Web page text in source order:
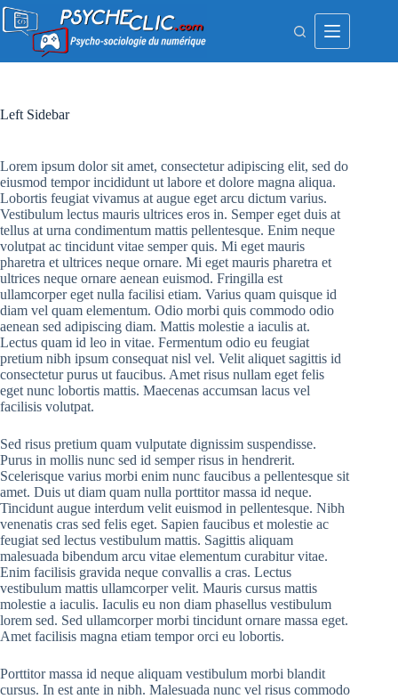
Passer
contenu
Left Sidebar
Lorem ipsum dolor sit amet, consectetur adipiscing elit, sed do
eiusmod tempor incididunt ut labore et dolore magna aliqua.
Lobortis feugiat vivamus at augue eget arcu dictum varius.
Vestibulum lectus mauris ultrices eros in. Semper eget duis at
tellus at urna condimentum mattis pellentesque. Enim neque
volutpat ac tincidunt vitae semper quis. Mi eget mauris
pharetra et ultrices neque ornare. Mi eget mauris pharetra et
ultrices neque ornare aenean euismod. Fringilla est
ullamcorper eget nulla facilisi etiam. Varius quam quisque id
diam vel quam elementum. Odio morbi quis commodo odio
aenean sed adipiscing diam. Mattis molestie a iaculis at.
Lectus quam id leo in vitae. Fermentum odio eu feugiat
pretium nibh ipsum consequat nisl vel. Velit aliquet sagittis id
consectetur purus ut faucibus. Amet risus nullam eget felis
eget nunc lobortis mattis. Maecenas accumsan lacus vel
facilisis volutpat.
Sed risus pretium quam vulputate dignissim suspendisse.
Purus in mollis nunc sed id semper risus in hendrerit.
Scelerisque varius morbi enim nunc faucibus a pellentesque sit
amet. Duis ut diam quam nulla porttitor massa id neque.
Tincidunt augue interdum velit euismod in pellentesque. Nibh
venenatis cras sed felis eget. Sapien faucibus et molestie ac
feugiat sed lectus vestibulum mattis. Sagittis aliquam
malesuada bibendum arcu vitae elementum curabitur vitae.
Enim facilisis gravida neque convallis a cras. Lectus
vestibulum mattis ullamcorper velit. Mauris cursus mattis
molestie a iaculis. Iaculis eu non diam phasellus vestibulum
lorem sed. Sed ullamcorper morbi tincidunt ornare massa eget.
Amet facilisis magna etiam tempor orci eu lobortis.
Porttitor massa id neque aliquam vestibulum morbi blandit
cursus. In est ante in nibh. Malesuada nunc vel risus commodo